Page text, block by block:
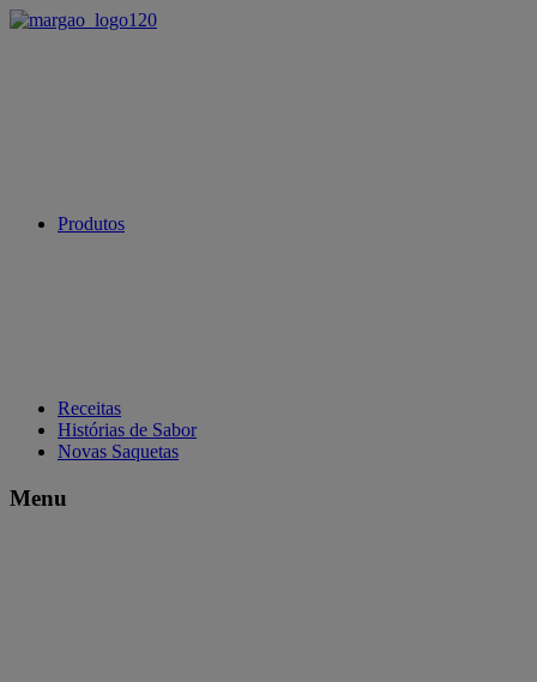
Produtos
Receitas
Histórias de Sabor
Novas Saquetas
Menu